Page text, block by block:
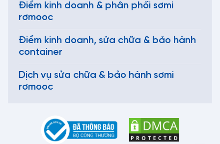
Điểm kinh doanh & phân phối sơmi
rơmooc
Điểm kinh doanh, sửa chữa & bảo hành
container
Dịch vụ sửa chữa & bảo hành sơmi
rơmooc